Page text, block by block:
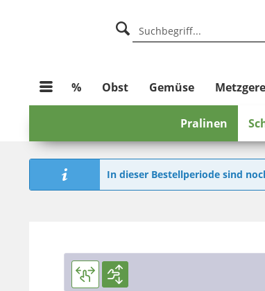
% Obst Gemüse
Pralinen
In dieser Bestellperiode sind